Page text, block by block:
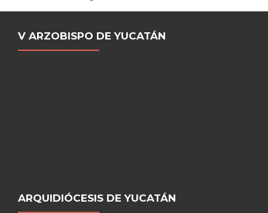
V ARZOBISPO DE YUCATÁN
ARQUIDIÓCESIS DE YUCATÁN